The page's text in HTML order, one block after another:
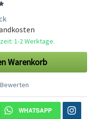
1-2 Werktage.
Warenkorb
Bewerten
WHATSAPP